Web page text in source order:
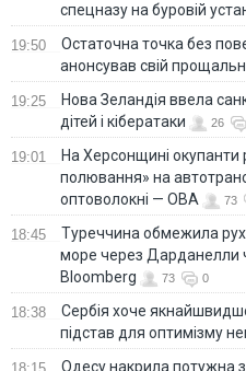
спецназу на буровій
19:50
Остаточна точка без
анонсував свій
19:25
Нова Зеландія ввела
дітей і кібератаки
26
19:01
На Херсонщині окупанти
полювання» на
оптоволокні — ОВА
73
18:45
Туреччина обмежила
море через Дарданелли
Bloomberg
73 0
18:38
Сербія хоче
підстав для оптимізму
Одесу накрила потужна